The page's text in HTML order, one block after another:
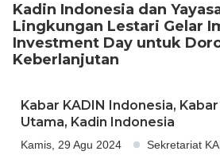
Kadin Indonesia dan
Lingkungan Lestari Gelar
Investment Day untuk
Keberlanjutan
Kabar KADIN Indonesia,
Utama, Kadin Indonesia
Kamis, 29 Agu 2024 Sekretariat